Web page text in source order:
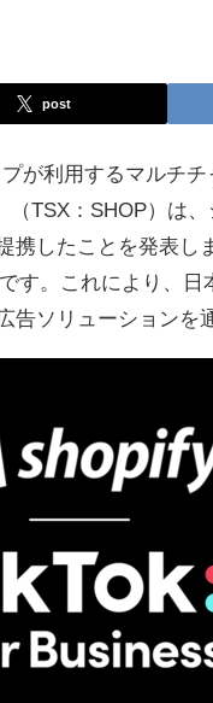
post
が利用するマルチ
（TSX：SHOP）は
携したことを発表
す。これにより、
告ソリューションを